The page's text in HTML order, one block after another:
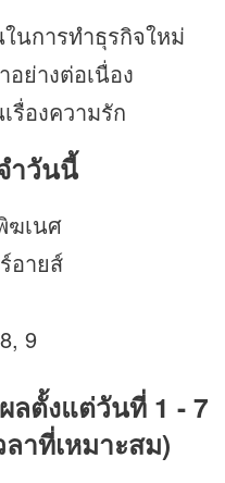
นการทำธุรกิจใหม่
อย่างต่อเนื่อง
รื่องความรัก
ำวันนี้
ฆเนศ
อายส์
9
ลตั้งแต่วันที่ 1 - 7
าที่เหมาะสม)